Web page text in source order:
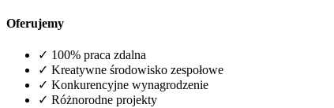
Oferujemy
✓ 100% praca zdalna
✓ Kreatywne środowisko zespołowe
✓ Konkurencyjne wynagrodzenie
✓ Różnorodne projekty